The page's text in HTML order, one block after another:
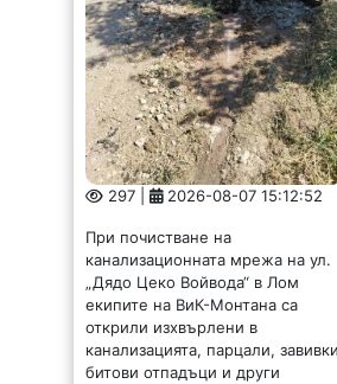
297 | 2026-08-07 15:12:52
При почистване на
канализационната мрежа на ул.
екипите на ВиК-Монтана са
открили изхвърлени в
канализацията, парцали, завивки,
битови отпадъци и други
предмети, които нямат място...